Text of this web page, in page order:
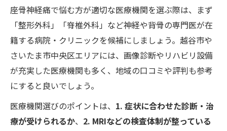
座骨神経痛で悩む方が適切な医療機関を選ぶ際は、まず
「整形外科」「脊椎外科」など神経や背骨の専門医が在
籍する病院・クリニックを候補にしましょう。越谷市や
さいたま市中央区エリアには、画像診断やリハビリ設備
が充実した医療機関も多く、地域の口コミや評判も参考
にすると良いでしょう。
医療機関選びのポイントは、 1. 症状に合わせた診断・治
療が受けられるか、 2. MRIなどの検査体制が整っている